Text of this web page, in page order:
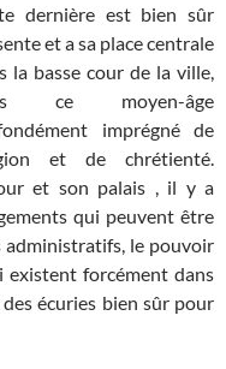
dernière est bien sûr
et a sa place centrale
la basse cour de la ville,
ce moyen-âge
imprégné de
et de chrétienté.
et son palais , il y a
qui peuvent être
administratifs, le pouvoir
existent forcément dans
écuries bien sûr pour